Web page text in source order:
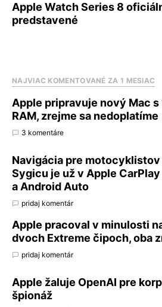
Apple Watch Series 8
predstavené
NAJVIAC KOMENTOVANÉ ZA 1 MESIAC
Apple pripravuje nový Mac s
RAM, zrejme sa nedoplatíme
3 komentáre
Navigácia pre motocyklistov
Sygicu je už v Apple CarPlay
a Android Auto
pridaj komentár
Apple pracoval v minulosti
dvoch Extreme čipoch, oba
pridaj komentár
Apple žaluje OpenAI pre
špionáž